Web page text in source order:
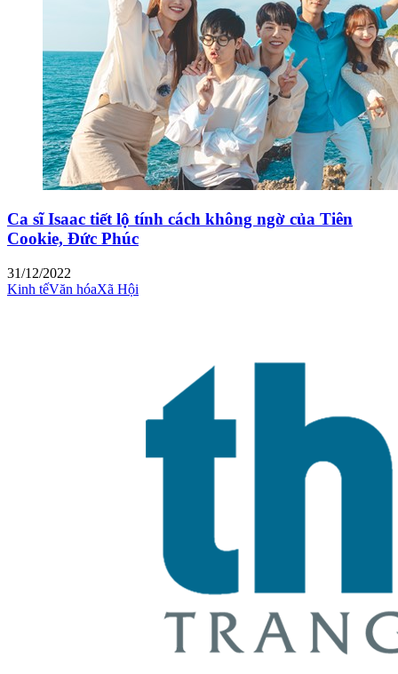
Ca sĩ Isaac tiết lộ tính cách không ngờ của Tiên
Cookie, Đức Phúc
31/12/2022
Kinh tếVăn hóaXã Hội